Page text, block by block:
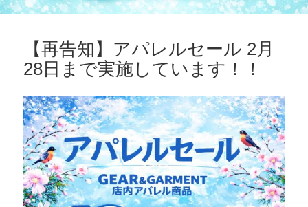
【再告知】アパレルセール 2月
28日まで実施しています！！